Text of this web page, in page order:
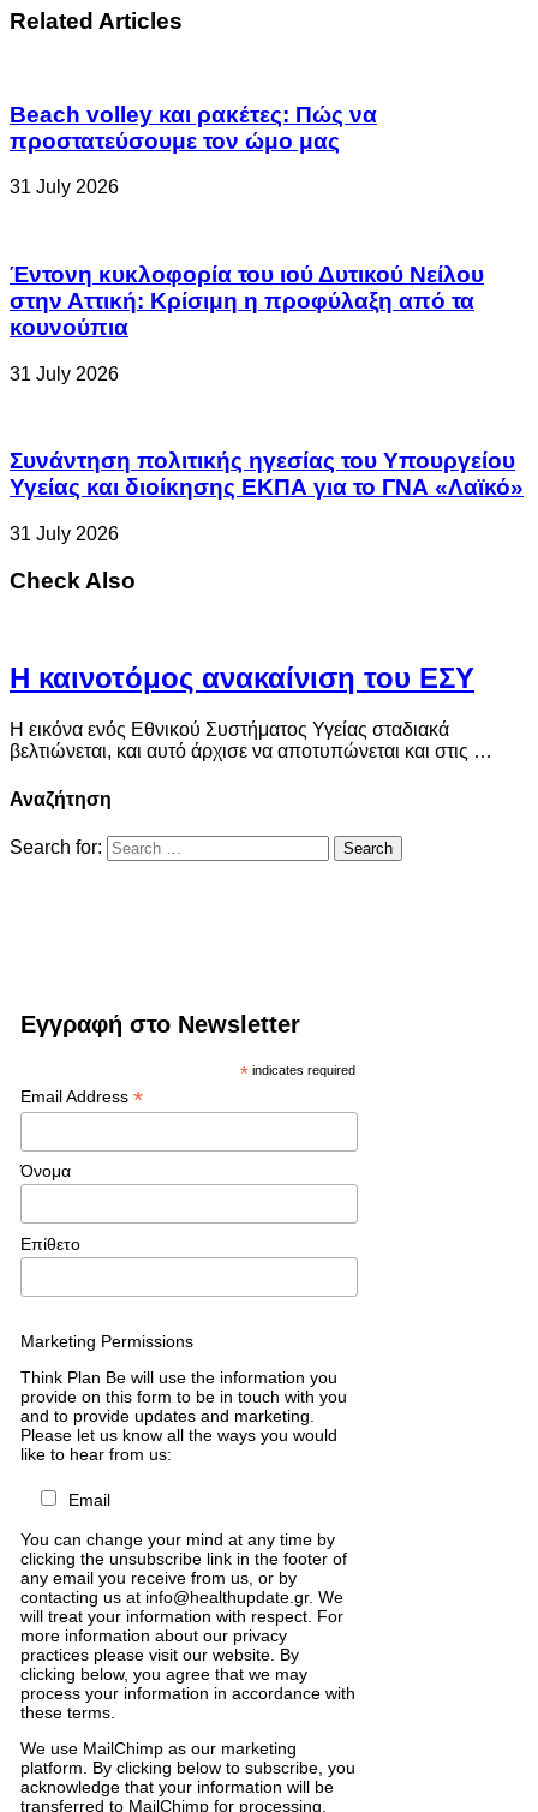
Related Articles
Beach volley και ρακέτες: Πώς να
προστατεύσουμε τον ώμο μας
31 July 2026
Έντονη κυκλοφορία του ιού Δυτικού Νείλου
στην Αττική: Κρίσιμη η προφύλαξη από τα
κουνούπια
31 July 2026
Συνάντηση πολιτικής ηγεσίας του Υπουργείου
Υγείας και διοίκησης ΕΚΠΑ για το ΓΝΑ «Λαϊκό»
31 July 2026
Check Also
Η καινοτόμος ανακαίνιση του ΕΣΥ
Η εικόνα ενός Εθνικού Συστήματος Υγείας σταδιακά
βελτιώνεται, και αυτό άρχισε να αποτυπώνεται και στις …
Αναζήτηση
Search for:
Εγγραφή στο Newsletter
* indicates required
Email Address *
Όνομα
Επίθετο
Marketing Permissions
Think Plan Be will use the information you
provide on this form to be in touch with you
and to provide updates and marketing.
Please let us know all the ways you would
like to hear from us:
Email
You can change your mind at any time by
clicking the unsubscribe link in the footer of
any email you receive from us, or by
contacting us at info@healthupdate.gr. We
will treat your information with respect. For
more information about our privacy
practices please visit our website. By
clicking below, you agree that we may
process your information in accordance with
these terms.
We use MailChimp as our marketing
platform
By clicking below to subscribe you
acknowledge that your information will be
transferred to MailChimp for processing